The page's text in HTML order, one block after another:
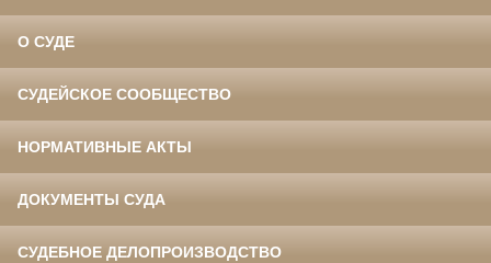
О СУДЕ
СУДЕЙСКОЕ СООБЩЕСТВО
НОРМАТИВНЫЕ АКТЫ
ДОКУМЕНТЫ СУДА
СУДЕБНОЕ ДЕЛОПРОИЗВОДСТВО